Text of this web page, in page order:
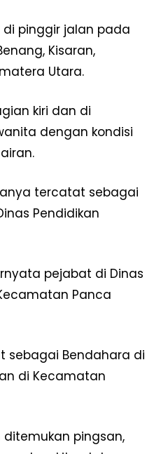
di pinggir jalan pada
Kisaran,
Utara.
kiri dan di
dengan kondisi
tercatat sebagai
Pendidikan
pejabat di Dinas
Panca
sebagai Bendahara di
di Kecamatan
pingsan,